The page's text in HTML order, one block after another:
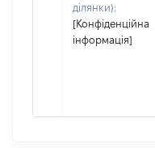
ділянки):
[Конфіденційна
інформація]